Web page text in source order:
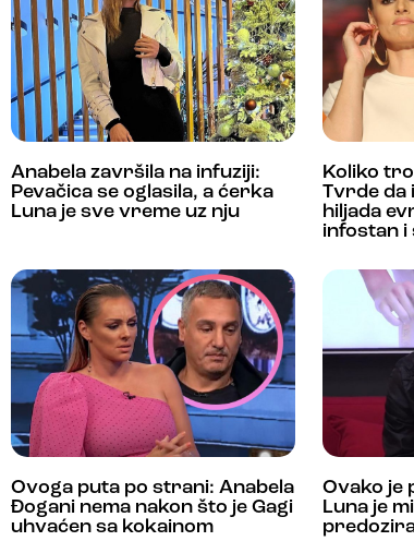
Anabela završila na infuziji:
Pevačica se oglasila, a ćerka
Luna je sve vreme uz nju
Koliko
Tvrde da
hiljada
infostan
Ovoga puta po strani: Anabela
Đogani nema nakon što je Gagi
uhvaćen sa kokainom
Ovako je
Luna je